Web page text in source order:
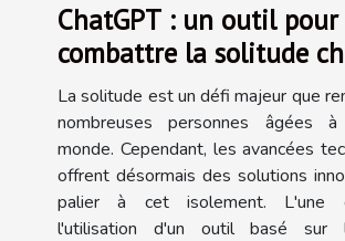
ChatGPT : un outil pour
combattre la solitude
personnes âgées
La solitude est un défi majeur que
nombreuses personnes âgées
monde. Cependant, les avancées
offrent désormais des solutions
palier à cet isolement. L'une
l'utilisation d'un outil basé sur